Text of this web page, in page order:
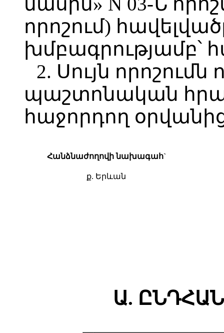
որոշում)
խմբագրությամբ՝
2. Սույն որոշումն
պաշտոնական
հաջորդող
Հանձնաժողովի նախագահ`
ք. Երևան
Ա.